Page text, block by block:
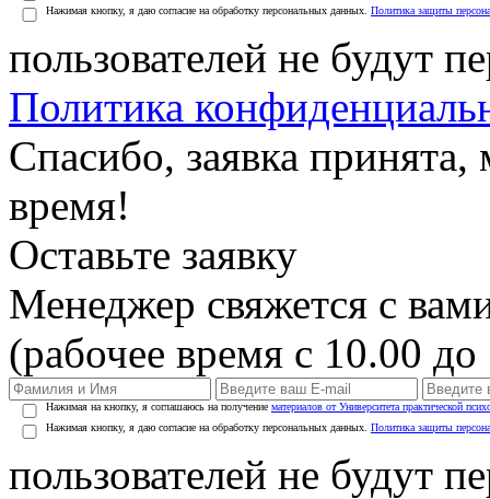
Нажимая кнопку, я даю согласие на обработку персональных данных. Политика защиты
пользователей не будут
Политика
Спасибо, заявка
время!
Оставьте заявку
Менеджер свяжется с
(рабочее время с 10.00
Нажимая на кнопку, я соглашаюсь на получение материалов от Университета практической
Нажимая кнопку, я даю согласие на обработку персональных данных. Политика защиты
пользователей не будут